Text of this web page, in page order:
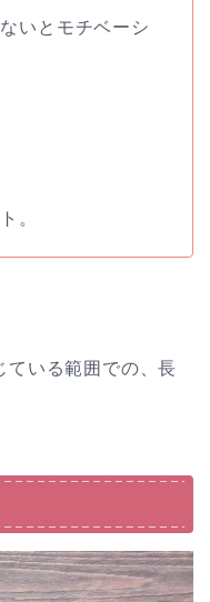
いとモチベーシ
。
ている範囲での、長